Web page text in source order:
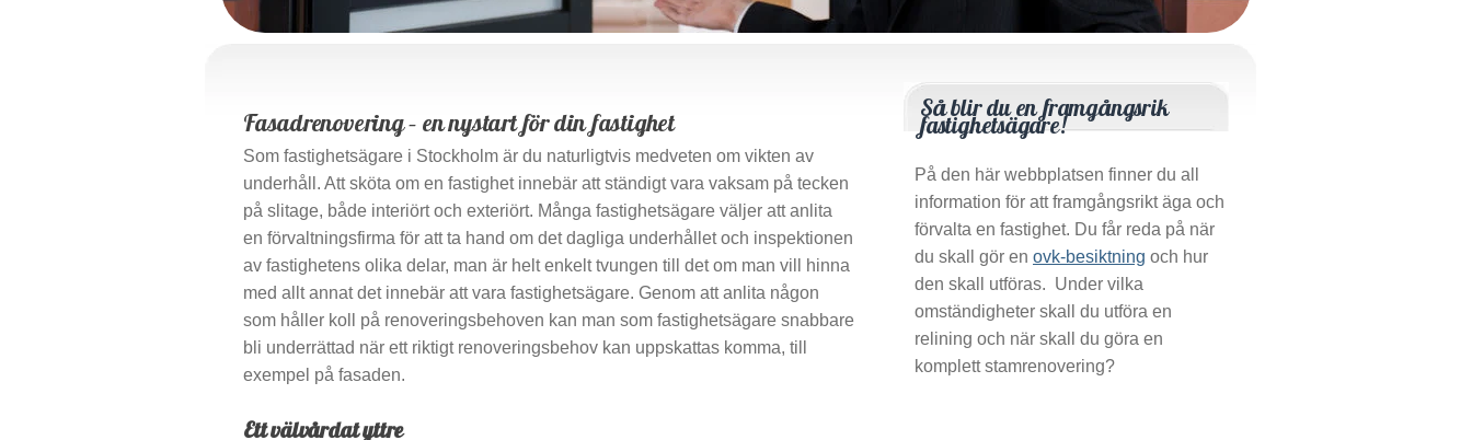
Fasadrenovering – en nystart för din fastighet
Som fastighetsägare i Stockholm är du naturligtvis medveten om vikten av
underhåll. Att sköta om en fastighet innebär att ständigt vara vaksam på tecken
på slitage, både interiört och exteriört. Många fastighetsägare väljer att anlita
en förvaltningsfirma för att ta hand om det dagliga underhållet och inspektionen
av fastighetens olika delar, man är helt enkelt tvungen till det om man vill hinna
med allt annat det innebär att vara fastighetsägare. Genom att anlita någon
som håller koll på renoveringsbehoven kan man som fastighetsägare snabbare
bli underrättad när ett riktigt renoveringsbehov kan uppskattas komma, till
exempel på fasaden.
Ett välvårdat yttre
Så blir du en framgångsrik
fastighetsägare!
På den här webbplatsen finner du all
information för att framgångsrikt äga och
förvalta en fastighet. Du får reda på när
du skall gör en ovk-besiktning och hur
den skall utföras. Under vilka
omständigheter skall du utföra en
relining och när skall du göra en
komplett stamrenovering?